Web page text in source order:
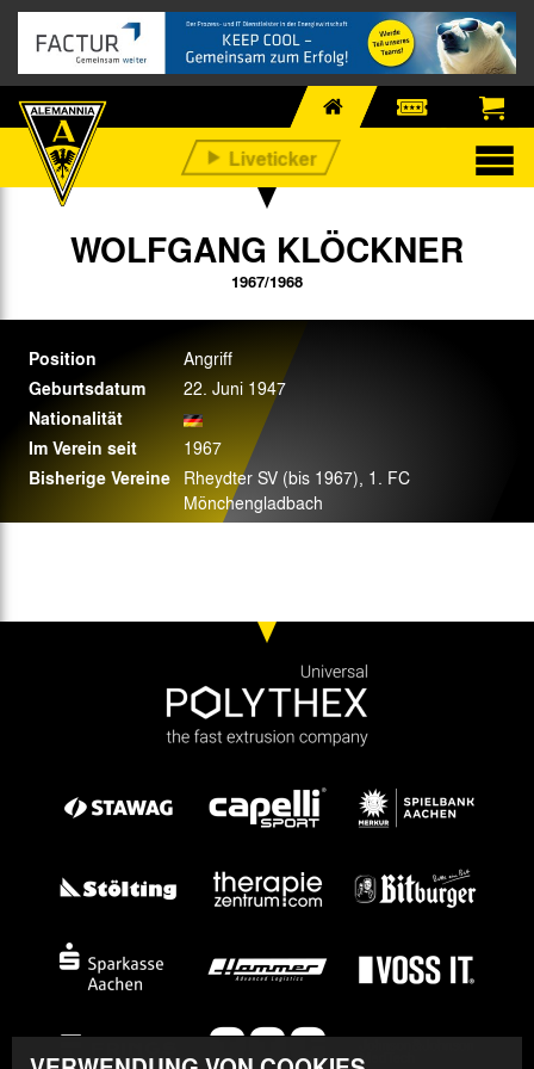
WOLFGANG KLÖCKNER
1967/1968
Position Angriff
Geburtsdatum 22. Juni 1947
Nationalität
Im Verein seit
1967
Bisherige Vereine Rheydter SV (bis 1967), 1. FC
Mönchengladbach